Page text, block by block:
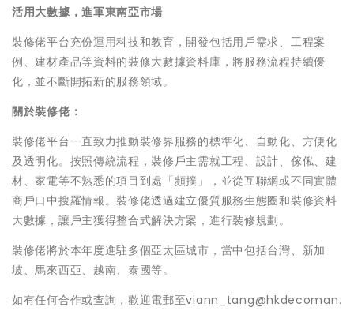
活用大數據，進軍東南亞市場
裝修佬平台充份運用科技和教育，開發包括用戶需求、工程案
例、建材產品等資料的裝修大數據資料庫，將服務流程持續優
化，並不斷開拓新的服務領域。
關於裝修佬：
裝修佬平台一直致力推動裝修界服務的標準化、自動化、方便化
及透明化。按照傳統流程，裝修戶主需就工程、設計、傢俬、建
材、家電等不熟悉的項目到處「頻撲」，並從互聯網或不同實體
商戶口中搜羅情報。裝修佬透過建立優質服務生態圈和裝修資料
大數據，讓戶主獲得整合式解決方案，進行裝修規劃。
裝修佬將於本年度進駐多個亞太區城市，當中包括台灣、新加
坡、馬來西亞、越南、泰國等。
如有任何合作或查詢，歡迎電郵至viann_tang@hkdecoman.